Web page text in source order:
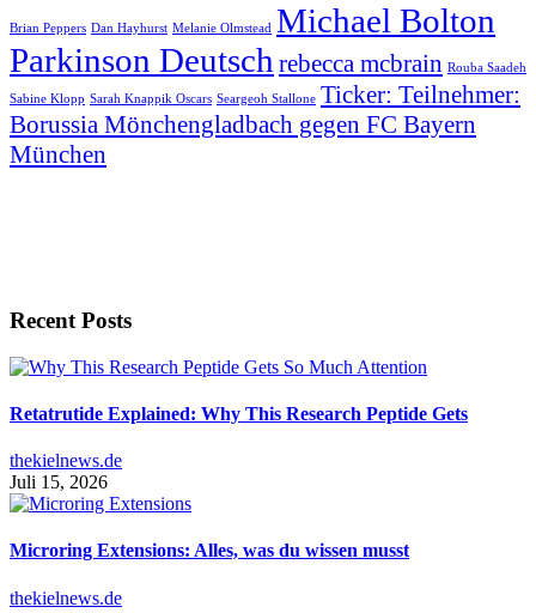
Brian Peppers Dan Hayhurst Melanie Olmstead Michael Bolton
Parkinson Deutsch rebecca mcbrain Rouba Saadeh
Sabine Klopp Sarah Knappik Oscars Seargeoh Stallone Ticker: Teilnehmer:
Borussia Mönchengladbach gegen FC Bayern
München
Recent Posts
Retatrutide Explained: Why This Research Peptide Gets
thekielnews.de
Juli 15, 2026
Microring Extensions: Alles, was du wissen musst
thekielnews.de